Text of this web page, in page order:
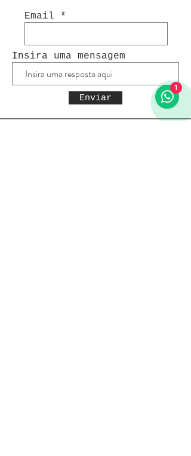
Email
Insira uma mensagem
Enviar
1